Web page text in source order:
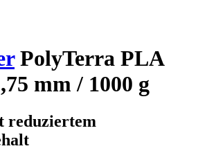
PolyTerra PLA
mm / 1000 g
reduziertem